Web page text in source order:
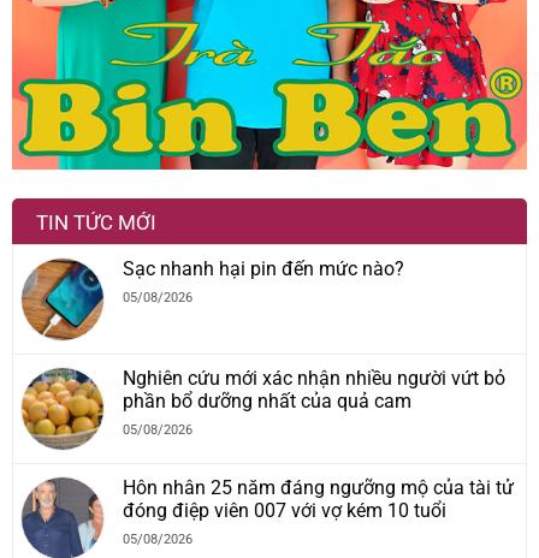
TIN TỨC MỚI
Sạc nhanh hại pin đến mức nào?
05/08/2026
Nghiên cứu mới xác nhận nhiều người vứt bỏ
phần bổ dưỡng nhất của quả cam
05/08/2026
Hôn nhân 25 năm đáng ngưỡng mộ của tài tử
đóng điệp viên 007 với vợ kém 10 tuổi
05/08/2026